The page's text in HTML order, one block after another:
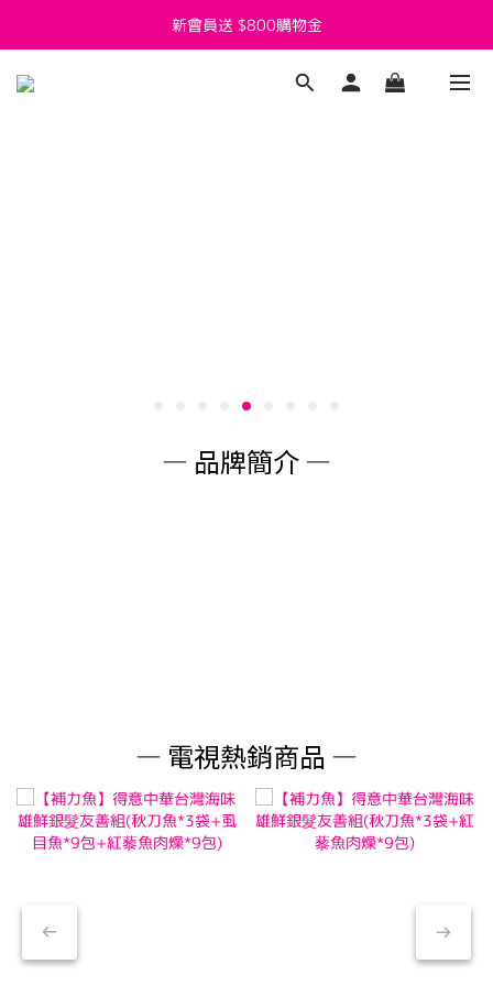
新會員送 $800購物金
新會員送 $800購物金
父親節活動7/27~8/8開跑囉
— 品牌簡介 —
— 電視熱銷商品 —